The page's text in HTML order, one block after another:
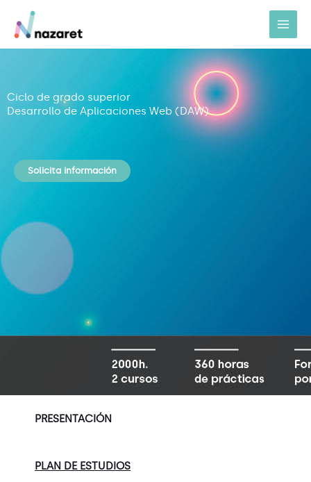
content
Ciclo de grado superior
Desarrollo de Aplicaciones Web (DAW)
Solicita información
PRESENTACIÓN
PLAN DE ESTUDIOS